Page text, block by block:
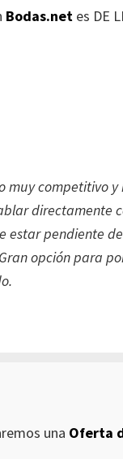
Bodas.net es DE
muy competitivo
directamente
estar pendiente
opción para
una Oferta